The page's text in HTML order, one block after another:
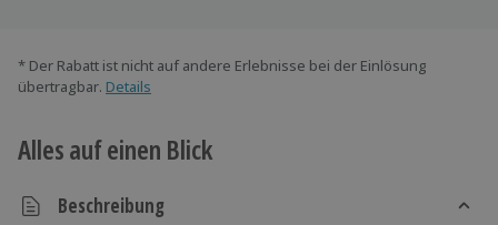
* Der Rabatt ist nicht auf andere Erlebnisse bei der Einlösung
übertragbar. Details
Alles auf einen Blick
Beschreibung